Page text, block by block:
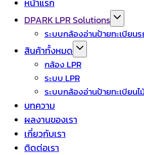
หน้าแรก
DPARK LPR Solutions
ระบบกล้องอ่านป้ายทะเบียน
สินค้าทั้งหมด
กล้อง LPR
ระบบ LPR
ระบบกล้องอ่านป้ายทะเบียนไ
บทความ
ผลงานของเรา
เกี่ยวกับเรา
ติดต่อเรา